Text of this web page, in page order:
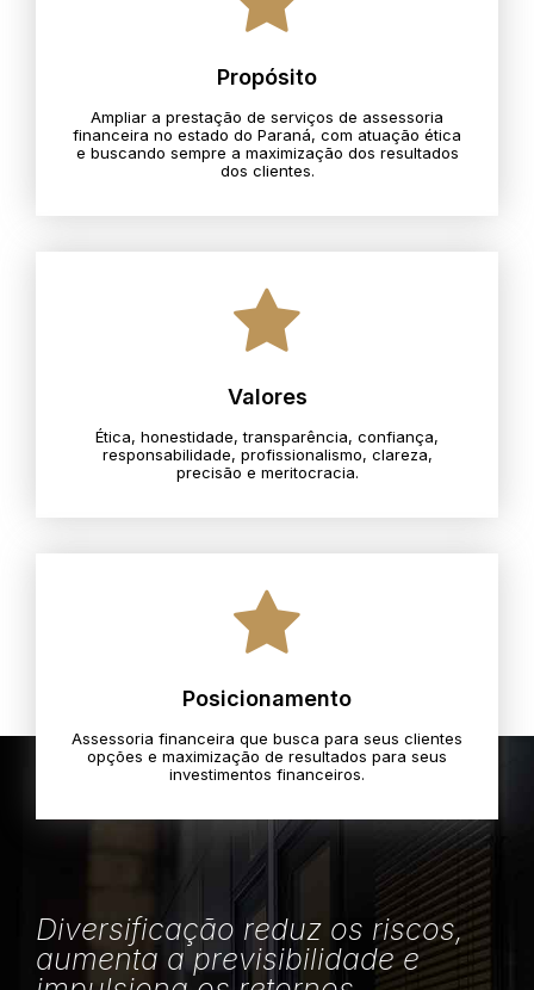
Propósito
Ampliar a prestação de serviços de assessoria
financeira no estado do Paraná, com atuação ética
e buscando sempre a maximização dos resultados
dos clientes.
Valores
Ética, honestidade, transparência, confiança,
responsabilidade, profissionalismo, clareza,
precisão e meritocracia.​
Posicionamento
Assessoria financeira que busca para seus clientes
opções e maximização de resultados para seus
investimentos financeiros.
Diversificação reduz os riscos,
aumenta a previsibilidade e